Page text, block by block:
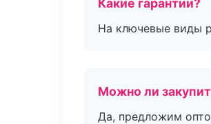
Какие гарантии?
На ключевые виды
Можно ли
Да, предложим